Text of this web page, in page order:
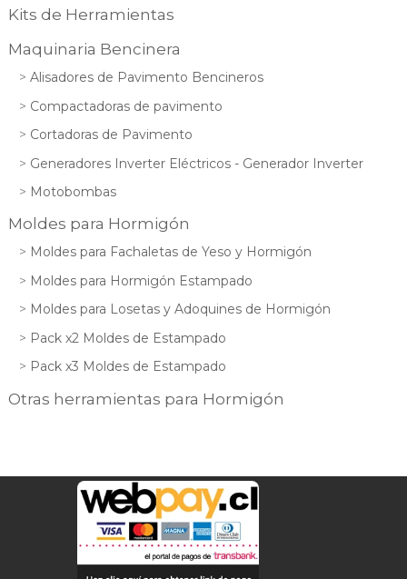
Kits de Herramientas
Maquinaria Bencinera
Alisadores de Pavimento Bencineros
Compactadoras de pavimento
Cortadoras de Pavimento
Generadores Inverter Eléctricos - Generador Inverter
Motobombas
Moldes para Hormigón
Moldes para Fachaletas de Yeso y Hormigón
Moldes para Hormigón Estampado
Moldes para Losetas y Adoquines de Hormigón
Pack x2 Moldes de Estampado
Pack x3 Moldes de Estampado
Otras herramientas para Hormigón